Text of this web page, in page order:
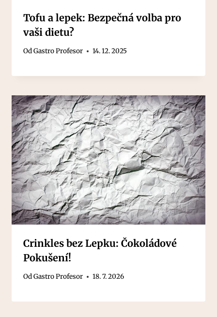
Tofu a lepek: Bezpečná volba pro
vaši dietu?
OdGastro Profesor 14. 12. 2025
Crinkles bez Lepku: Čokoládové
Pokušení!
OdGastro Profesor 18. 7. 2026